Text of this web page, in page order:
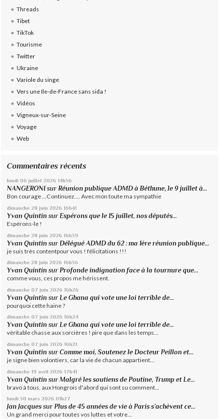
Threads
Tibet
TikTok
Tourisme
Twitter
Ukraine
Variole du singe
Vers une Ile-de-France sans sida !
Vidéos
Vigneux-sur-Seine
Voyage
Web
Commentaires récents
lundi 06 juillet 2026 14h56
NANGERONI surRéunion publique ADMD à Béthune, le 9 juillet à...
Bon courage ...Continuez.... Avec mon toute ma sympathie
dimanche 28 juin 2026 16h41
Yvan Quintin surEspérons que le 15 juillet, nos députés...
Espérons-le !
dimanche 28 juin 2026 16h39
Yvan Quintin surDélégué ADMD du 62 : ma 1ère réunion publique...
je suis très contentpour vous ! félicitations !!!
dimanche 28 juin 2026 16h36
Yvan Quintin surProfonde indignation face à la tournure que...
comme vous, ces propos me hérissent.
dimanche 07 juin 2026 16h26
Yvan Quintin sur Le Ghana qui vote une loi terrible de...
pourquoi cette haine ?
dimanche 07 juin 2026 16h24
Yvan Quintin surLe Ghana qui vote une loi terrible de...
véritable chasse aux sorcières ! pire que dans les temps...
dimanche 07 juin 2026 16h21
Yvan Quintin surComme moi, Soutenez le Docteur Peillon et...
je signe bien volontiers, car la vie de chacun appartient...
dimanche 19 avril 2026 17h41
Yvan Quintin surMalgré les soutiens de Poutine, Trump et Le...
bravo à tous, aux Hongrois d'abord qui sont su comment...
lundi 30 mars 2026 01h27
Jan Jacques surPlus de 45 années de vie à Paris s’achèvent ce...
Un grand merci pour toutes vos luttes et votre...